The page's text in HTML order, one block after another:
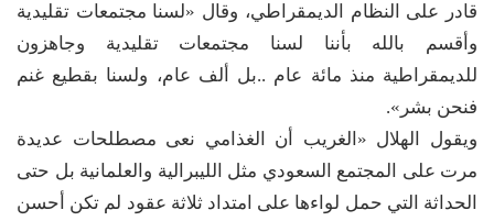
قادر على النظام الديمقراطي، وقال «لسنا مجتمعات تقليدية
وأقسم بالله بأننا لسنا مجتمعات تقليدية وجاهزون
للديمقراطية منذ مائة عام ..بل ألف عام، ولسنا بقطيع غنم
فنحن بشر».
ويقول الهلال «الغريب أن الغذامي نعى مصطلحات عديدة
مرت على المجتمع السعودي مثل الليبرالية والعلمانية بل حتى
الحداثة التي حمل لواءها على امتداد ثلاثة عقود لم تكن أحسن